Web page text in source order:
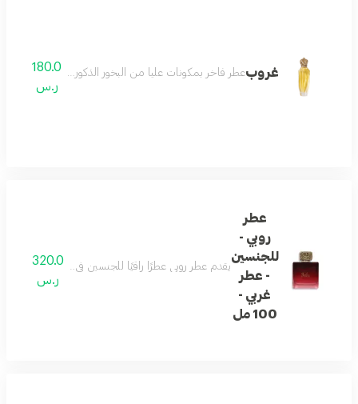
غروبعطر فاخر بمكونات عليا من البخور الذكوري والفلفل الوردي
180.0
ر.س
عطر
روبي -
للجنسين
- عطر
غربي -
100 مل
يقدم عطر روبي عطرًا راقيًا للجنسين في زجاجة أنيقة بسعة 100 مل. يفتتح بنفحات رقيقة من جذر السوسن والمريمية تعبر عن النقاء. يتكشف القلب بنفحات خشبية فاخرة وأوركيد تخلق عمقًا عطريًا. يجمع الأساس الدائم بين العنبر والبخور والمسك وخشب الصندل لترك انطباع دائم من الفخامة والرقي، مثالي لأي
320.0
ر.س